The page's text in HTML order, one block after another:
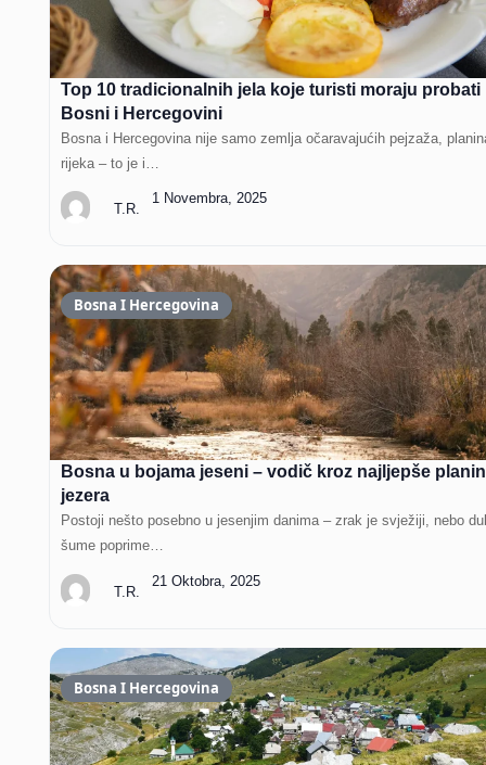
Top 10 tradicionalnih jela koje turisti moraju probati
Bosni i Hercegovini
Bosna i Hercegovina nije samo zemlja očaravajućih pejzaža,
rijeka – to je i…
T.R.
1 Novembra, 2025
Bosna I Hercegovina
Bosna u bojama jeseni – vodič kroz najljepše
jezera
Postoji nešto posebno u jesenjim danima – zrak je svježiji, nebo
šume poprime…
T.R.
21 Oktobra, 2025
Bosna I Hercegovina